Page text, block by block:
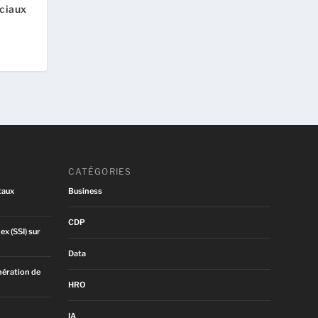
(SSI) sur
de
CATÉGORIES
Business
CDP
Data
HRO